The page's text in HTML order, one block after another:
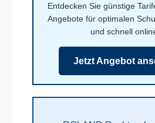
Entdecken Sie günstige
Angebote für optimalen
und schnell
Jetzt Angebot